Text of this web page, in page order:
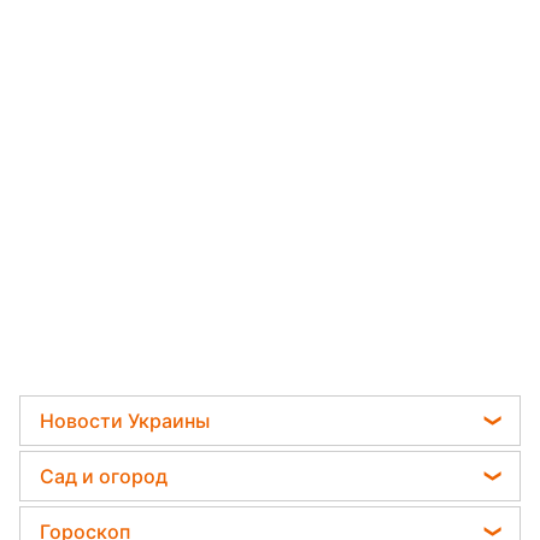
Новости Украины
Телеграм новости Украины
Пенсии в Украине
Сад и огород
Садовод назвал самое эффективное средство
Гороскоп